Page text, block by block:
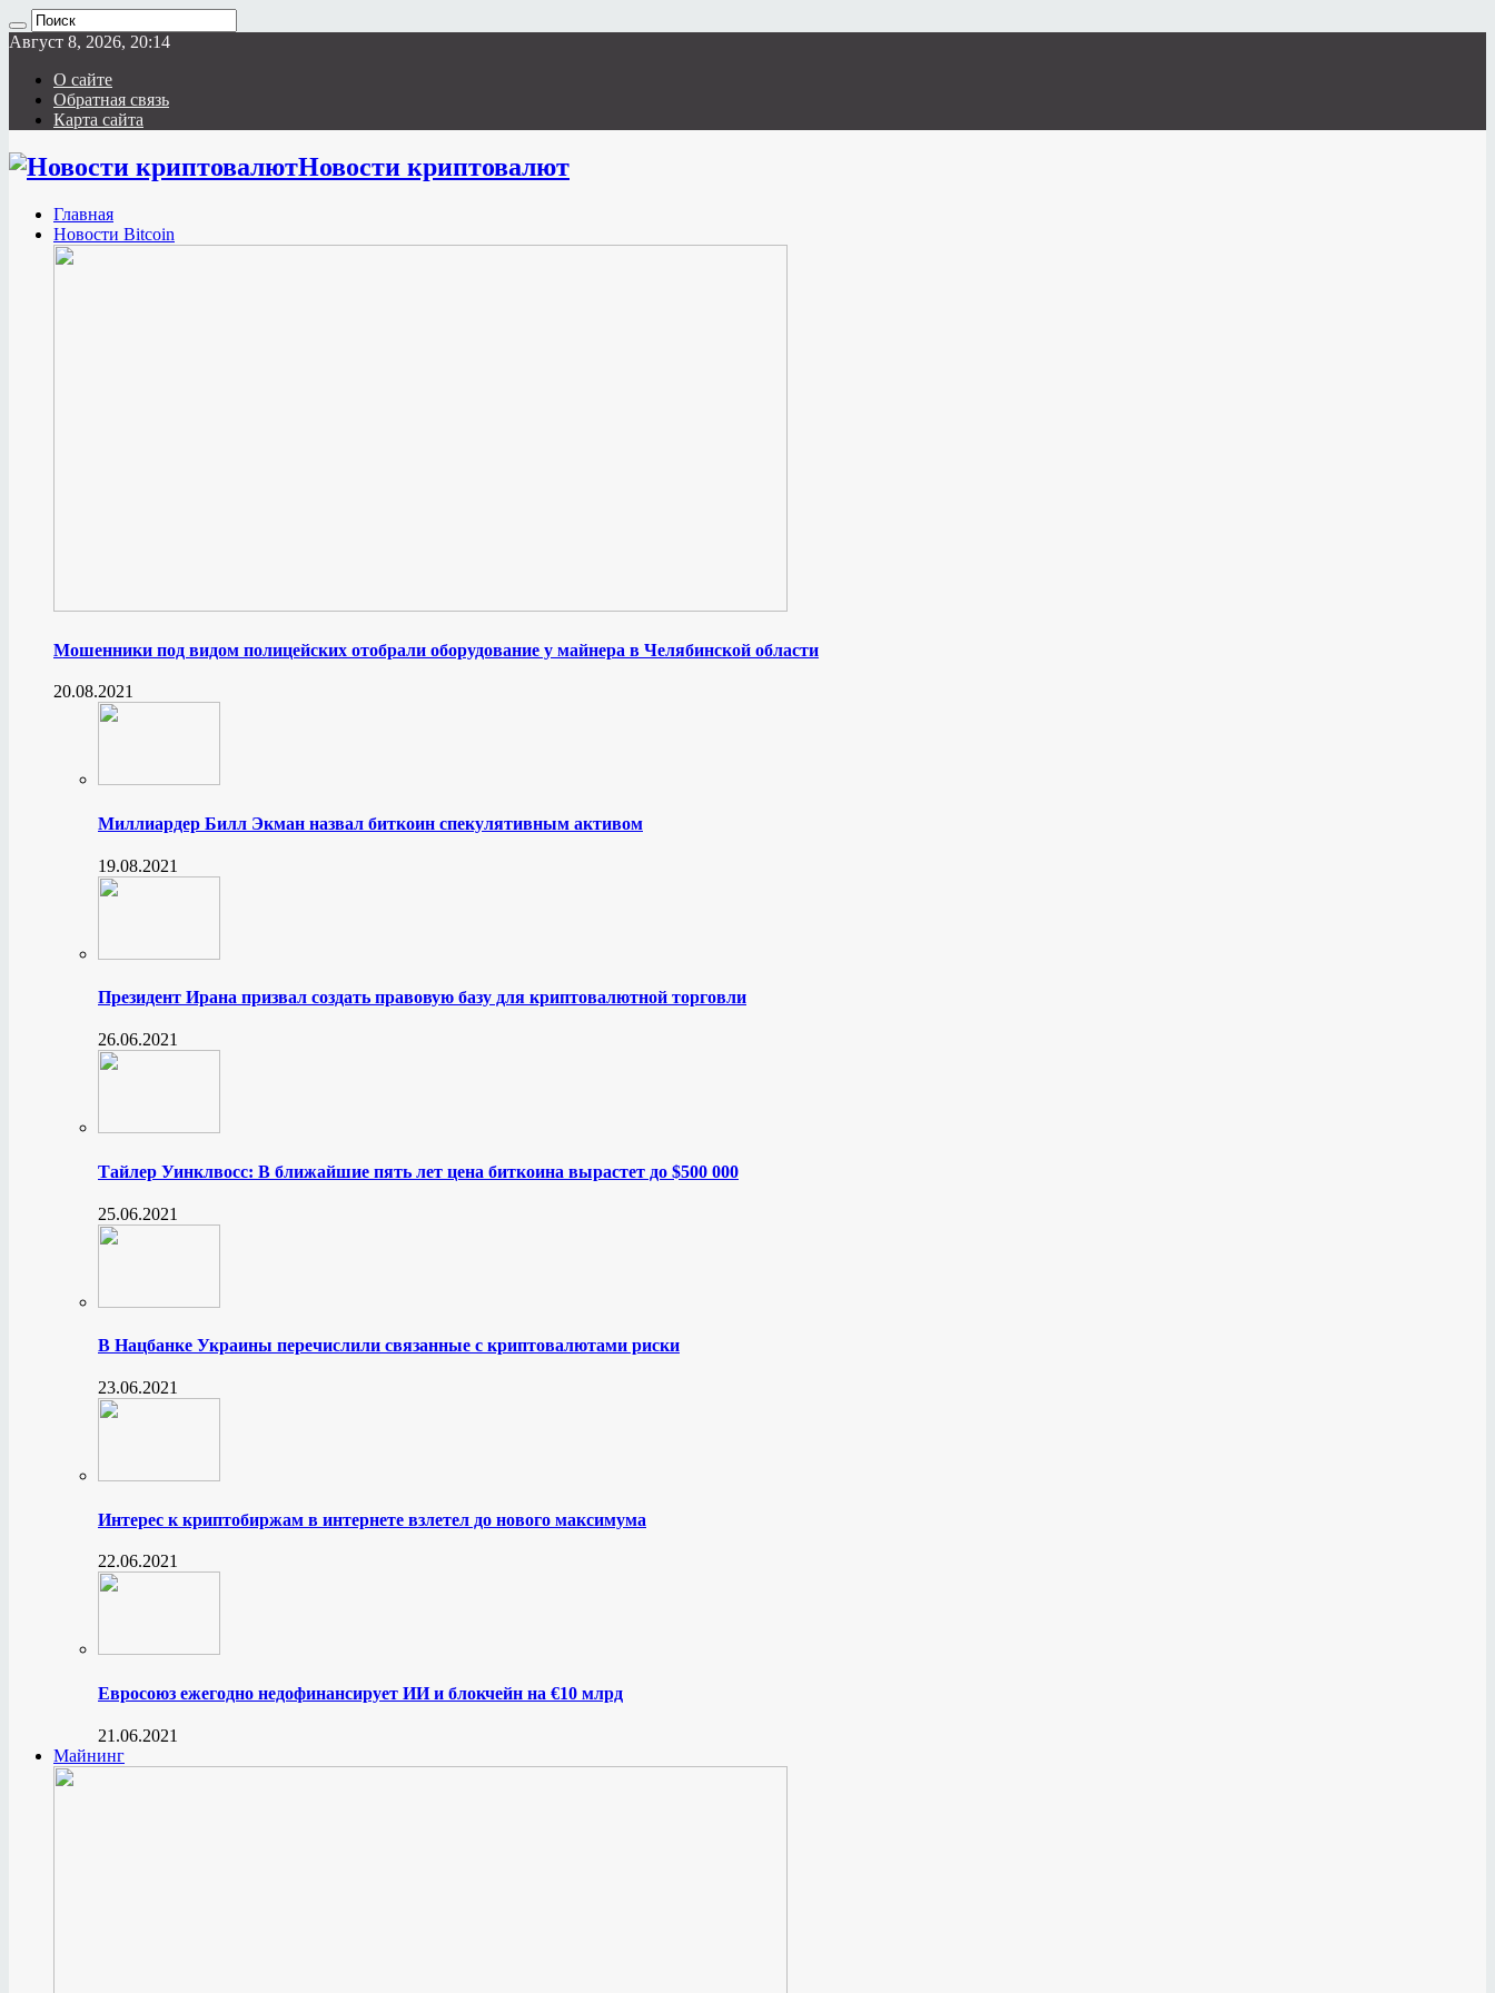
Август 8, 2026, 20:14
О сайте
Обратная связь
Карта сайта
Новости криптовалют
Главная
Новости Bitcoin
Мошенники под видом полицейских отобрали оборудование у майнера в Челябинской области
20.08.2021
Миллиардер Билл Экман назвал биткоин спекулятивным активом
19.08.2021
Президент Ирана призвал создать правовую базу для криптовалютной торговли
26.06.2021
Тайлер Уинклвосс: В ближайшие пять лет цена биткоина вырастет до $500 000
25.06.2021
В Нацбанке Украины перечислили связанные с криптовалютами риски
23.06.2021
Интерес к криптобиржам в интернете взлетел до нового максимума
22.06.2021
Евросоюз ежегодно недофинансирует ИИ и блокчейн на €10 млрд
21.06.2021
Майнинг